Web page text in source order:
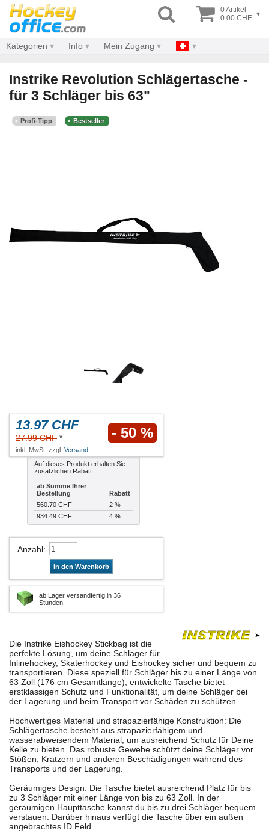
0 Artikel
0.00 CHF ▾
Kategorien Info Mein Zugang
Instrike Revolution Schlägertasche -
für 3 Schläger bis 63"
Profi-Tipp Bestseller
13.97 CHF
27.99 CHF * - 50 %
inkl. MwSt. zzgl. Versand
Auf dieses Produkt erhalten Sie
zusätzlichen Rabatt:
ab Summe Ihrer
Bestellung
Rabatt
560.70 CHF
2 %
934.49 CHF
4 %
Anzahl:
In den Warenkorb
ab Lager versandfertig in 36
Stunden
Die Instrike Eishockey Stickbag ist die
perfekte Lösung, um deine Schläger für
Inlinehockey, Skaterhockey und Eishockey sicher und bequem zu
transportieren. Diese speziell für Schläger bis zu einer Länge von
63 Zoll (176 cm Gesamtlänge), entwickelte Tasche bietet
erstklassigen Schutz und Funktionalität, um deine Schläger bei
der Lagerung und beim Transport vor Schäden zu schützen.
Hochwertiges Material und strapazierfähige Konstruktion: Die
Schlägertasche besteht aus strapazierfähigem und
wasserabweisendem Material, um ausreichend Schutz für Deine
Kelle zu bieten. Das robuste Gewebe schützt deine Schläger vor
Stößen, Kratzern und anderen Beschädigungen während des
Transports und der Lagerung.
Geräumiges Design: Die Tasche bietet ausreichend Platz für bis
zu 3 Schläger mit einer Länge von bis zu 63 Zoll. In der
geräumigen Haupttasche kannst du bis zu drei Schläger bequem
verstauen. Darüber hinaus verfügt die Tasche über ein außen
angebrachtes ID Feld.